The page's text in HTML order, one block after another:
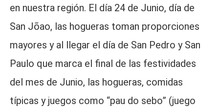
en nuestra región. El día 24 de Junio, día de
San Jõao, las hogueras toman proporciones
mayores y al llegar el día de San Pedro y San
Paulo que marca el final de las festividades
del mes de Junio, las hogueras, comidas
típicas y juegos como “pau do sebo” (juego